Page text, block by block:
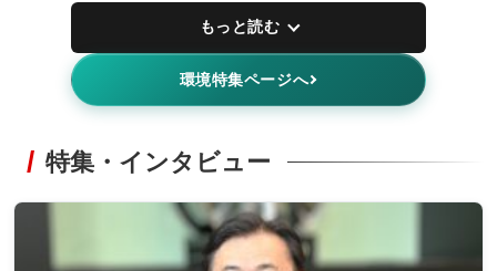
もっと読む
環境特集ページへ
特集・インタビュー